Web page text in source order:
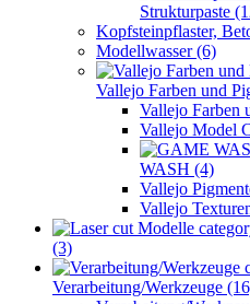
Strukturpaste
Kopfsteinpflaster,
Modellwasser (6)
Vallejo Farben und
Vallejo Farben
Vallejo Model
WASH (4)
Vallejo
Vallejo
(3)
Verarbeitung/Werkzeuge